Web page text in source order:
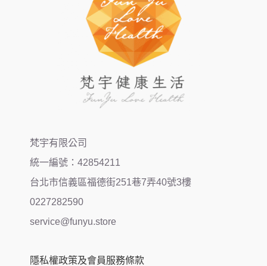
梵宇有限公司
統一編號：42854211
台北市信義區福德街251巷7弄40號3樓
0227282590
service@funyu.store
隱私權政策及會員服務條款